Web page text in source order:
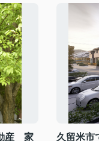
産 家 久留米市